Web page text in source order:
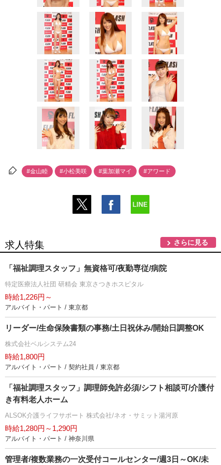
#金山睦 #小松美咲 #葉加瀬マイ #アワード
求人特集 さらに見る
「福祉調理スタッフ」無資格可/夜勤専従/病院
特定医療法人社団 研精会 東京さつきホスピタル
時給1,226円～
アルバイト・パート / 東京都
リーダー/生命保険書類の事務/土日祝休み/開始日調整OK
株式会社ベルシステム24
時給1,800円
アルバイト・パート / 契約社員 / 東京都
「福祉調理スタッフ」調理師免許必須/シフト相談可/介護付
き有料老人ホーム
ALSOK介護ライフサポート 株式会社/ネオ・サミット湯河原
時給1,280円～1,290円
アルバイト・パート / 神奈川県
管理者/複数業務の一次受付コールセンター/週3日～OK/未